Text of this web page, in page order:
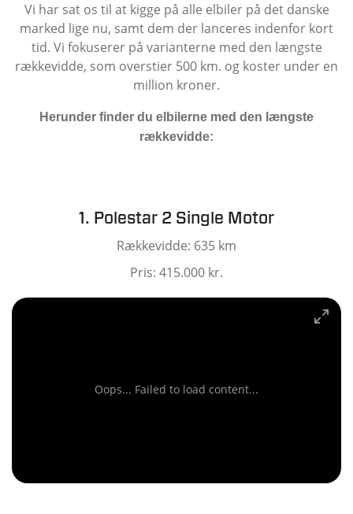
Vi har sat os til at kigge på alle elbiler på det danske
marked lige nu, samt dem der lanceres indenfor kort
tid. Vi fokuserer på varianterne med den længste
rækkevidde, som overstier 500 km. og koster under en
million kroner.
Herunder finder du elbilerne med den længste
rækkevidde:
1. Polestar 2 Single Motor
Rækkevidde: 635 km
Pris: 415.000 kr.
Oops... Failed to load content...